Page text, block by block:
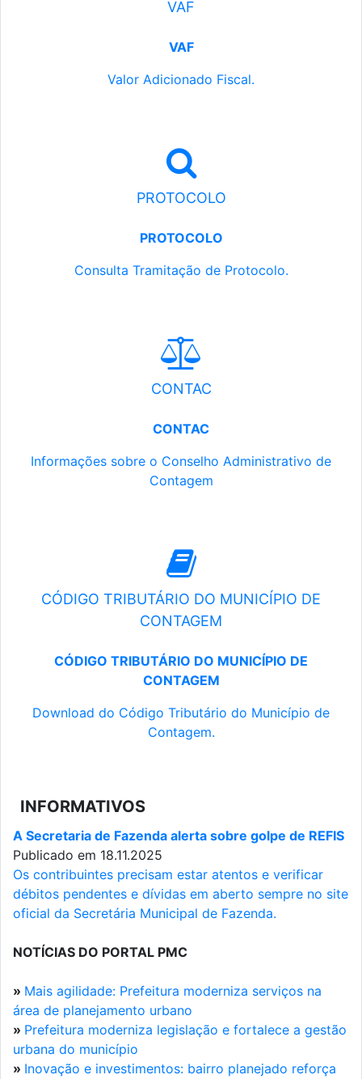
VAF
VAF
Valor Adicionado Fiscal.
PROTOCOLO
PROTOCOLO
Consulta Tramitação de Protocolo.
CONTAC
CONTAC
Informações sobre o Conselho Administrativo de
Contagem
CÓDIGO TRIBUTÁRIO DO MUNICÍPIO DE
CONTAGEM
CÓDIGO TRIBUTÁRIO DO MUNICÍPIO DE
CONTAGEM
Download do Código Tributário do Município de
Contagem.
INFORMATIVOS
A Secretaria de Fazenda alerta sobre golpe de REFIS
Publicado em 18.11.2025
Os contribuintes precisam estar atentos e verificar
débitos pendentes e dívidas em aberto sempre no site
oficial da Secretária Municipal de Fazenda.
NOTÍCIAS DO PORTAL PMC
» Mais agilidade: Prefeitura moderniza serviços na
área de planejamento urbano
» Prefeitura moderniza legislação e fortalece a gestão
urbana do município
» Inovação e investimentos: bairro planejado reforça